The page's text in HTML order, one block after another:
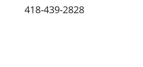
418-439-2828